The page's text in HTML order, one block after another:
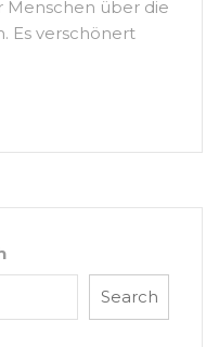
über die
Es verschönert
Search